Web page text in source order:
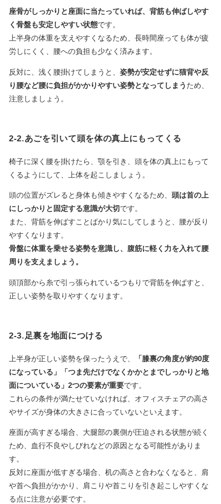
座骨がしっかりと座面に当たっていれば、背筋も伸ばしやす
く骨盤も安定しやすい状態です。
上半身の体重を支えやすくなるため、長時間座っても体が疲
労しにくく、腰への負担も少なく済みます。
反対に、浅く腰掛けてしまうと、 姿勢が安定せずに猫背や反
り腰など腰に負担がかかりやすい姿勢となってしまう ため、
注意しましょう。
2-2.あごを引いて頭を体の真上にもってくる
椅子に深く腰を掛けたら、顎を引き、頭を体の真上にもって
くるようにして、上体を起こしましょう。
頭の位置がズレると身体も傾きやすくなるため、 頭は首の上
にしっかりと固定する意識が大切です。
また、背筋を伸ばすことばかり気にしてしまうと、腰が反り
やすくなります。
骨盤に体重を乗せる姿勢を意識し、腹筋に軽く力を入れて腰
周りを支えましょう。
頭頂部から糸で引っ張られているつもりで背筋を伸ばすと、
正しい姿勢を取りやすくなります。
2-3.足裏を地面につける
上半身が正しい姿勢を保ったうえで、
「膝裏の角度が約90度
になっている」「つま先だけでなくかかとまでしっかりと地
面についている」2つの要素が重要です。
これらの条件が満たせていなければ、オフィスチェアの高さ
やサイズが身体の大きさに合っていないといえます。
座面が高すぎる場合、大腿部の裏側が圧迫される状態が続く
ため、血行不良やしびれなどの原因となる可能性がありま
す。
反対に座面が低すぎる場合、机の高さと合わなくなると、肩
や首へ負担がかかり、肩こりや首こりを引き起こしやすくな
る点に注意が必要です。